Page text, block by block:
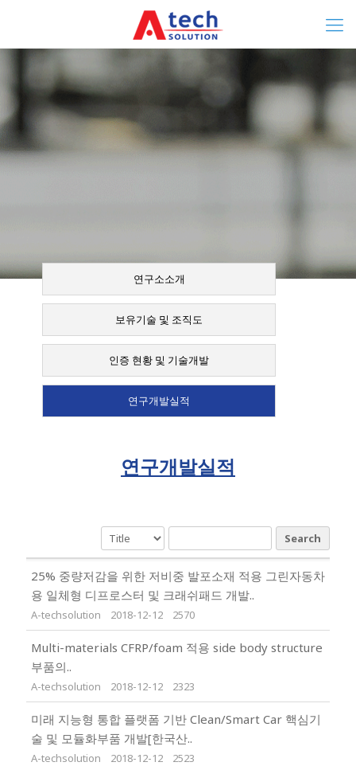
연구소소개
보유기술 및 조직도
인증 현황 및 기술개발
연구개발실적
연구개발실적
Search
25% 중량저감을 위한 저비중 발포소재 적용 그린자동차
용 일체형 디프로스터 및 크래쉬패드 개발..
A-techsolution 2018-12-12 2570
Multi-materials CFRP/foam 적용 side body structure
부품의..
A-techsolution 2018-12-12 2323
미래 지능형 통합 플랫폼 기반 Clean/Smart Car 핵심기
술 및 모듈화부품 개발[한국산..
A-techsolution 2018-12-12 2523